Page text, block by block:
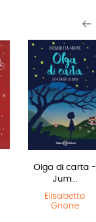
Olga di carta -
Jum…
Elisabetta
Gnone